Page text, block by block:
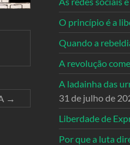
→
O princípio é a
Quando a
A revolução
A ladainha das
31 de julho de
Liberdade de
Por que a luta